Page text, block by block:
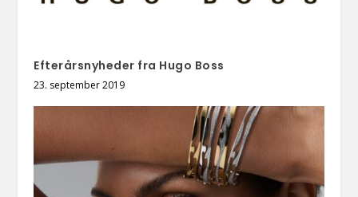
Efterårsnyheder fra Hugo Boss
23. september 2019